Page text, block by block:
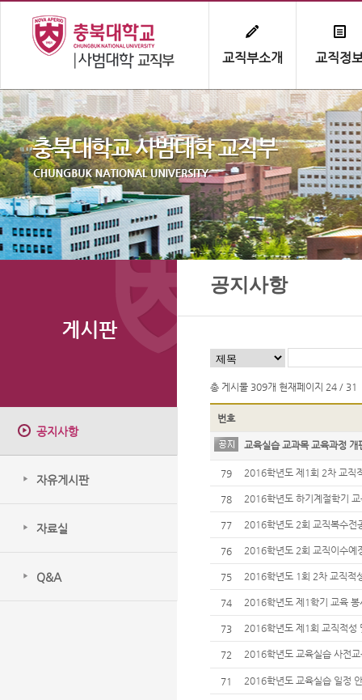
교직부소개 교직정
게시판
공지사항
자유게시판
자료실
Q&A
공지사항
총 게시물 309개 현재페이지 24 / 31
번호
교육실습 교과목 교육과정
79 2016학년도 제1회 2차 교직
78 2016학년도 하기계절학기
77 2016학년도 2회 교직복수
76 2016학년도 2회 교직이수
75 2016학년도 1회 2차 교직
74 2016학년도 제1학기 교육
73 2016학년도 제1회 교직적
72 2016학년도 교육실습 사전
71 2016학년도 교육실습 일정